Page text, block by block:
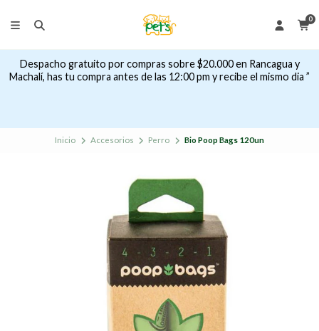
0
Despacho gratuito por compras sobre $20.000 en Rancagua y
Machalí, has tu compra antes de las 12:00 pm y recibe el mismo dia ”
Inicio Accesorios Perro Bio Poop Bags 120un